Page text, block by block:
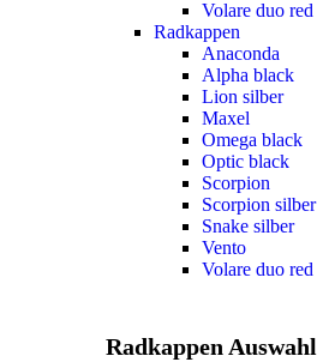
Volare duo red
Radkappen
Anaconda
Alpha black
Lion silber
Maxel
Omega black
Optic black
Scorpion
Scorpion silber
Snake silber
Vento
Volare duo red
Radkappen Auswahl